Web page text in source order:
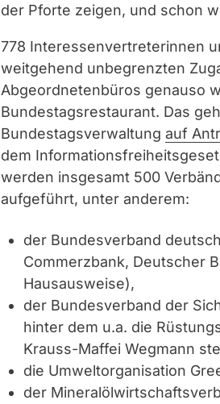
der Pforte zeigen, und schon
778 Interessenvertreterinnen
weitgehend unbegrenzten
Abgeordnetenbüros genauso
Bundestagsrestaurant. Das
Bundestagsverwaltung auf
dem
werden insgesamt 500
aufgeführt, unter anderem:
der Bundesverband
Commerzbank, Deutscher
Hausausweise),
der Bundesverband der
hinter dem u.a. die
Krauss-Maffei Wegmann
die Umweltorganisation
der